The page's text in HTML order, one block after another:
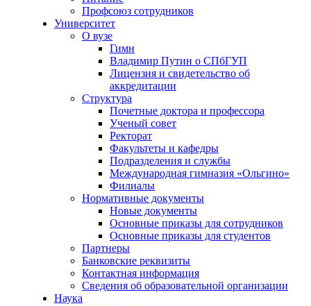
Профсоюз сотрудников
Университет
О вузе
Гимн
Владимир Путин о СПбГУП
Лицензия и свидетельство об
аккредитации
Структура
Почетные доктора и профессора
Ученый совет
Ректорат
Факультеты и кафедры
Подразделения и службы
Международная гимназия «Ольгино»
Филиалы
Нормативные документы
Новые документы
Основные приказы для сотрудников
Основные приказы для студентов
Партнеры
Банковские реквизиты
Контактная информация
Сведения об образовательной организации
Наука